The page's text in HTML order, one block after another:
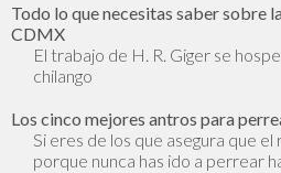
Todo lo que necesitas saber sobre
CDMX
El trabajo de H. R. Giger se
chilango
Los cinco mejores antros para
Si eres de los que asegura que el
porque nunca has ido a perrear